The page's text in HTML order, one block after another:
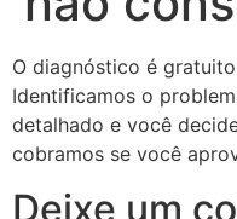
O diagnóstico é
Identificamos o
detalhado e você
cobramos se você
Deixe um